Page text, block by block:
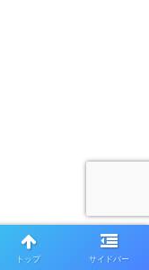
トップ サイドバー